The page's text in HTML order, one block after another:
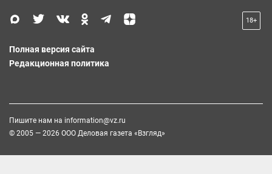
18+
Полная версия сайта
Редакционная политика
Пишите нам на information@vz.ru
© 2005 — 2026 ООО Деловая газета «Взгляд»